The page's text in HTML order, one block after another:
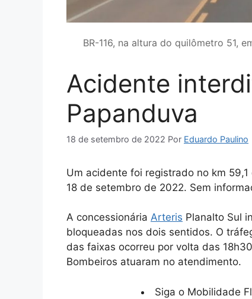
BR-116, na altura do quilômetro 51,
Acidente
Papanduva
18 de setembro de 2022 Por Eduardo Paulino
Um acidente foi registrado no km
18 de setembro de 2022. Sem
A concessionária Arteris Planalto Sul
bloqueadas nos dois sentidos. O
das faixas ocorreu por volta das
Bombeiros atuaram no atendimento.
Siga o Mobilidade